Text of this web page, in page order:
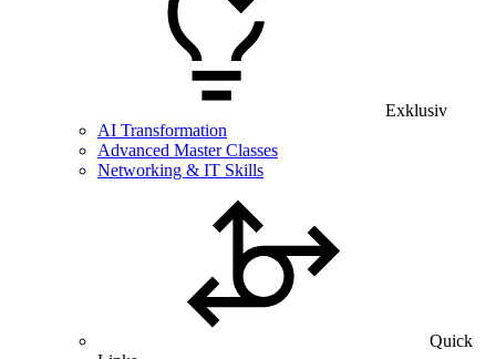
Exklusiv
AI Transformation
Advanced Master Classes
Networking & IT Skills
Quick